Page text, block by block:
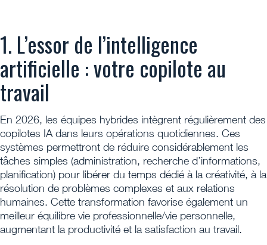
1. L’essor de l’intelligence
artificielle : votre copilote au
travail
En 2026, les équipes hybrides intègrent régulièrement des
copilotes IA dans leurs opérations quotidiennes. Ces
systèmes permettront de réduire considérablement les
tâches simples (administration, recherche d’informations,
planification) pour libérer du temps dédié à la créativité, à la
résolution de problèmes complexes et aux relations
humaines. Cette transformation favorise également un
meilleur équilibre vie professionnelle/vie personnelle,
augmentant la productivité et la satisfaction au travail.